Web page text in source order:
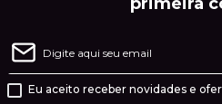
Eu aceito receber novidades e